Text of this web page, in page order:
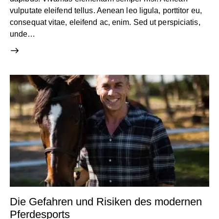
vulputate eleifend tellus. Aenean leo ligula, porttitor eu,
consequat vitae, eleifend ac, enim. Sed ut perspiciatis,
unde…
Die Gefahren und Risiken des modernen
Pferdesports